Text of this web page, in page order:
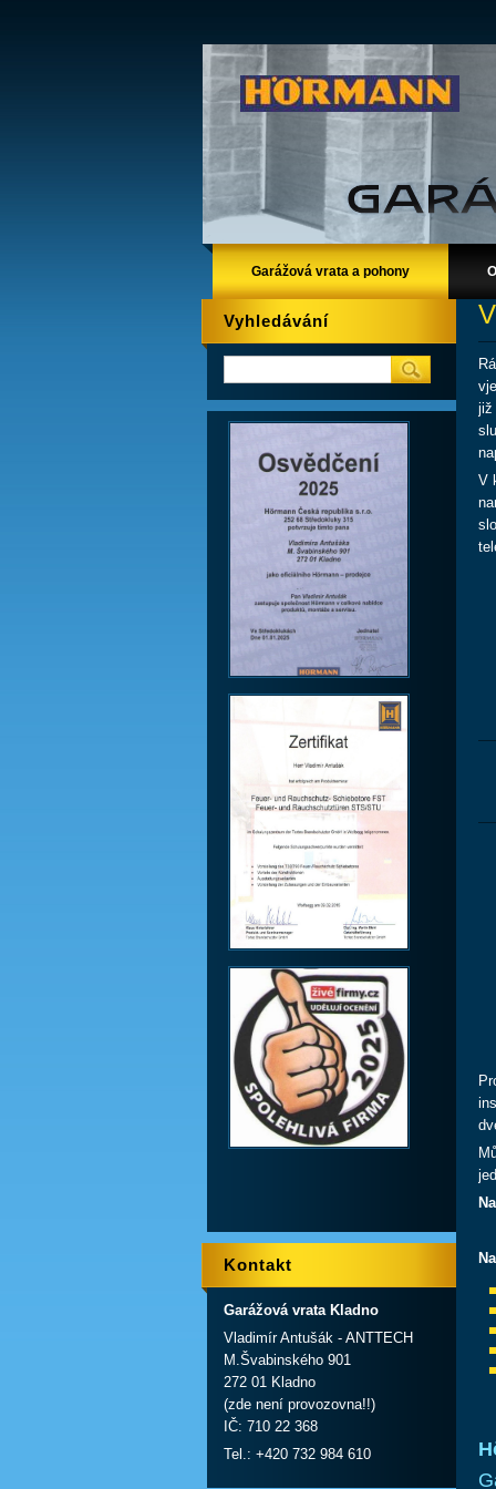
Garážová vrata a pohony
již
V
Vyhledávání
Kontakt
Garážová vrata Kladno
Vladimír Antušák - ANTTECH
M.Švabinského 901
272 01 Kladno
(zde není provozovna!!)
IČ: 710 22 368
Tel.: +420 732 984 610